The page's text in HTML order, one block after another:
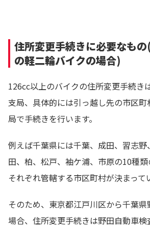
住所変更手続きに必要なも
の軽二輪バイクの場合)
126cc以上のバイクの住所変更手続き
支局、具体的には引っ越し先の市区
局で手続きを行います。
例えば千葉県には千葉、成田、習志
田、柏、松戸、袖ケ浦、市原の10種類
それぞれ管轄する市区町村が決まって
そのため、東京都江戸川区から千葉
場合、住所変更手続きは野田自動車